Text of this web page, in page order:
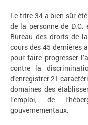
Le titre 34 a bien sûr
de la personne de
Bureau des droits de
cours des 45 dernières
pour faire progresser
contre la
d'enregistrer 21
domaines des
l’emploi, de
gouvernementaux.